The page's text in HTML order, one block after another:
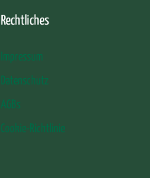
Rechtliches
Impressum
Datenschutz
AGBs
Cookie-Richtlinie